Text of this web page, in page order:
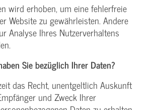
wird erhoben, um eine fehlerfreie
Website zu gewährleisten. Andere
Analyse Ihres Nutzerverhaltens
Sie bezüglich Ihrer Daten?
das Recht, unentgeltlich Auskunft
und Zweck Ihrer